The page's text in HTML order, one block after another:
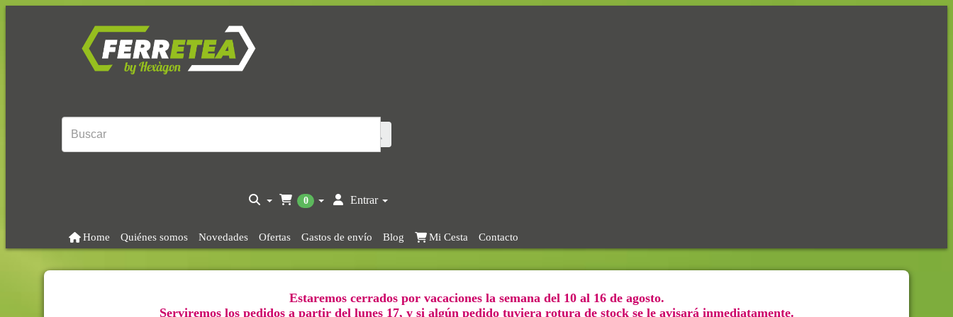
0 Entrar
Home Quiénes somos Novedades Ofertas Gastos de envío Blog Mi Cesta Contacto
Estaremos cerrados por vacaciones la semana del 10 al 16 de agosto.
Serviremos los pedidos a partir del lunes 17, y si algún pedido tuviera rotura de stock se le avisará inmediatamente.